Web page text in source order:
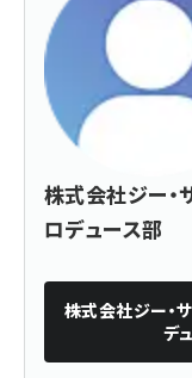
株式会社ジー
ロデュース部
株式会社ジー・
デ